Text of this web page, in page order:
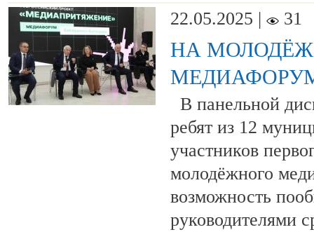
22.05.2025 |
31
НА
В панельной
ребят из 12
участников
молодёжного
возможность
руководителями